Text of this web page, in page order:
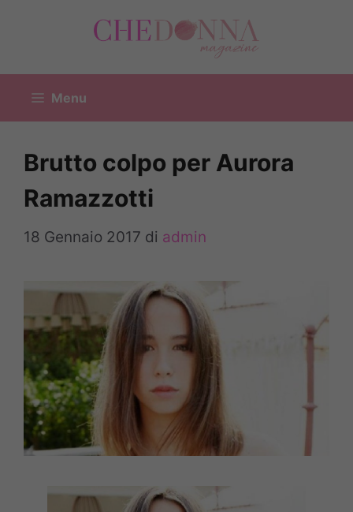
Menu
Brutto colpo per Aurora
Ramazzotti
18 Gennaio 2017 di admin